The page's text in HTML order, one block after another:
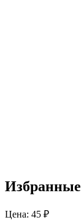
Избранные
Цена: 45 ₽